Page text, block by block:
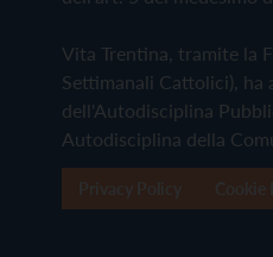
Vita Trentina, tramite la
Settimanali Cattolici),
dell'Autodisciplina
Autodisciplina della